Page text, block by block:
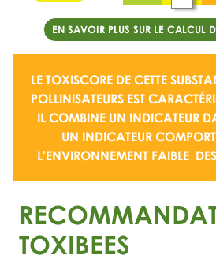
EN SAVOIR PLUS SUR LE CALCUL
LE TOXISCORE DE CETTE
POLLINISATEURS EST
IL COMBINE UN INDICATEUR
UN INDICATEUR
L'ENVIRONNEMENT FAIBLE
TOXIBEES